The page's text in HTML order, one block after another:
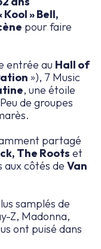
Kool » Bell,
pour faire
entrée au Hall of
»), 7 Music
, une étoile
de groupes
partagé
The Roots et
aux côtés de Van
samplés de
Z, Madonna,
ont puisé dans